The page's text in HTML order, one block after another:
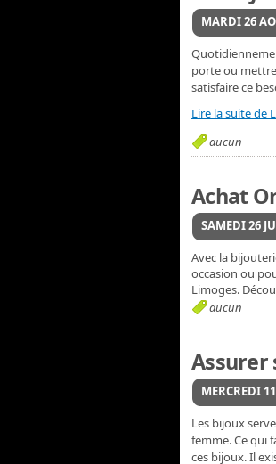
MARDI 26
porte ou
satisfaire ce
Lire la suite de
aucun
Achat
SAMEDI 26
Avec la
occasion ou
Limoges.
aucun
Assurer
MERCREDI
Les bijoux
femme. Ce qui
ces bijoux. Il